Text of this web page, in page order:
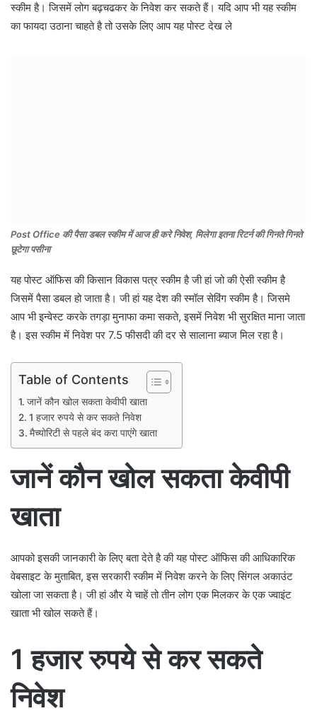
स्कीम है। जिसमें लोग बढ़चढकर के निवेश कर सकते हैं। यदि आप भी यह स्कीम
का फायदा उठाना चाहते है तो उसके लिए आप यह पोस्ट देख ले
Post Office की पैसा डबल स्कीम में आज ही करे निवेश, मिलेगा इतना रिटर्न की गिनते गिनते
छूटेगा पसीना
यह पोस्ट ऑफिस की किसान विकास पत्र स्कीम है जी हां जो की ऐसी स्कीम है
जिसमें पैसा डबल हो जाता है। जी हां यह देश की स्मॉल सेविंग स्कीम है। जिसमे
आप भी इन्वेस्ट करके तगड़ा मुनाफा कमा सकते, इसमें निवेश भी सुरक्षित माना जाता
है। इस स्कीम में निवेश पर 7.5 फीसदी की दर से सालाना ब्याज मिल रहा है।
Table of Contents
जानें कौन खोल सकता केवीपी खाता
1 हजार रुपये से कर सकते निवेश
मैच्योरिटी से पहले बंद करा पाएंगे खाता
जानें कौन खोल सकता केवीपी
खाता
आपको इसकी जानकारी के लिए बता देते है की यह पोस्ट ऑफिस की आधिकारिक
वेबसाइट के मुताबित, इस सरकारी स्कीम में निवेश करने के लिए सिंगल अकाउंट
खोला जा सकता है। जी हां और ये चाहें तो तीन लोग एक मिलकर के एक ज्वाइंट
खाता भी खोल सकते हैं।
1 हजार रुपये से कर सकते
निवेश